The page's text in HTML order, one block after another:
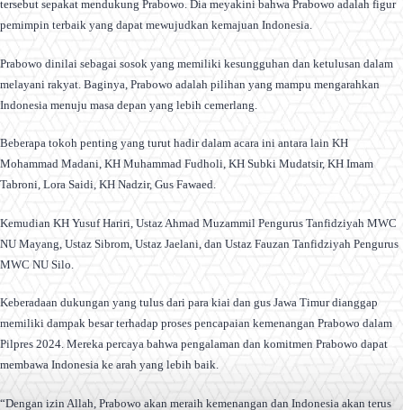
tersebut sepakat mendukung Prabowo. Dia meyakini bahwa Prabowo adalah figur
pemimpin terbaik yang dapat mewujudkan kemajuan Indonesia.
Prabowo dinilai sebagai sosok yang memiliki kesungguhan dan ketulusan dalam
melayani rakyat. Baginya, Prabowo adalah pilihan yang mampu mengarahkan
Indonesia menuju masa depan yang lebih cemerlang.
Beberapa tokoh penting yang turut hadir dalam acara ini antara lain KH
Mohammad Madani, KH Muhammad Fudholi, KH Subki Mudatsir, KH Imam
Tabroni, Lora Saidi, KH Nadzir, Gus Fawaed.
Kemudian KH Yusuf Hariri, Ustaz Ahmad Muzammil Pengurus Tanfidziyah MWC
NU Mayang, Ustaz Sibrom, Ustaz Jaelani, dan Ustaz Fauzan Tanfidziyah Pengurus
MWC NU Silo.
Keberadaan dukungan yang tulus dari para kiai dan gus Jawa Timur dianggap
memiliki dampak besar terhadap proses pencapaian kemenangan Prabowo dalam
Pilpres 2024. Mereka percaya bahwa pengalaman dan komitmen Prabowo dapat
membawa Indonesia ke arah yang lebih baik.
“Dengan izin Allah, Prabowo akan meraih kemenangan dan Indonesia akan terus